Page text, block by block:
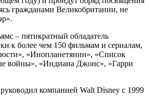
гражданами Великобритании, не
– пятикратный обладатель
к более чем 150 фильмам и сериалам,
«Инопланетянин», «Список
войны», «Индиана Джонс», «Гарри
компанией Walt Disney c 1999